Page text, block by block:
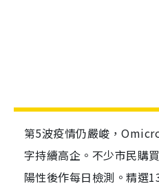
第5波疫情仍嚴峻，
字持續高企。不少市民購
陽性後作每日檢測。精選